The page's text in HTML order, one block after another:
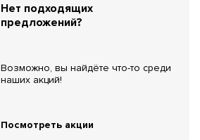
Нет подходящих
предложений?
Возможно, вы найдёте что-то среди
наших акций!
Посмотреть акции